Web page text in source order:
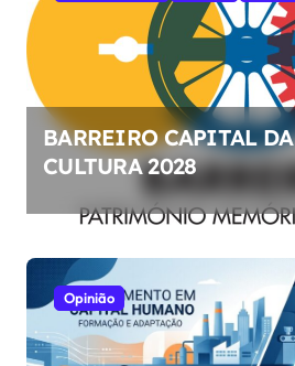
BARREIRO CAPITAL DA
CULTURA 2028
Opinião